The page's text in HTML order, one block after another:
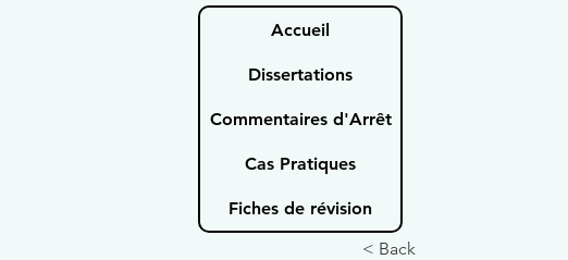
Accueil
Dissertations
Commentaires d'Arrêt
Cas Pratiques
Fiches de révision
< Back